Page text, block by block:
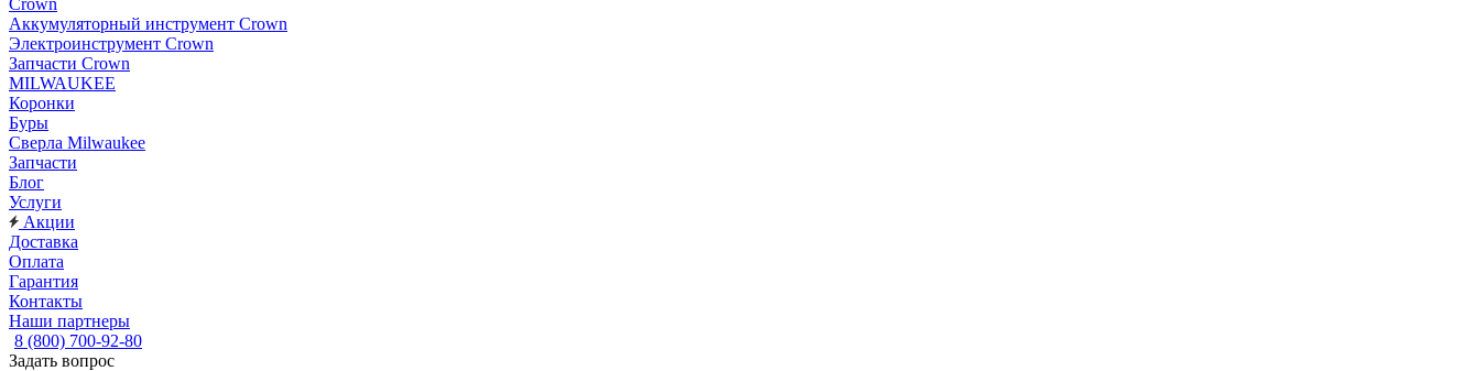
Crown
Аккумуляторный инструмент Crown
Электроинструмент Crown
Запчасти Crown
MILWAUKEE
Коронки
Буры
Сверла Milwaukee
Запчасти
Блог
Услуги
Акции
Доставка
Оплата
Гарантия
Контакты
Наши партнеры
8 (800) 700-92-80
Задать вопрос